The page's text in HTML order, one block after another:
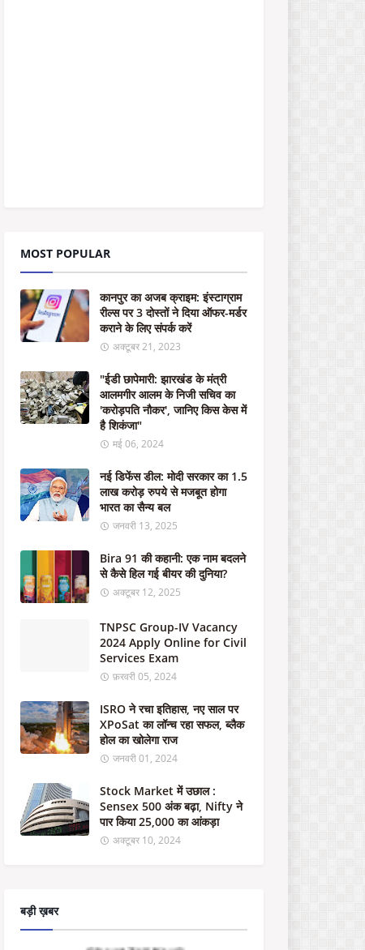
प
र
दो
स्तों
ने
दि
ऑ
फ
र
-
र
क
रा
ने
लि
ए
सं
प
र्क
2023
"
ई
छा
पे
मा
री
MOST POPULAR
कानपुर का अजब क्राइम: इंस्टाग्राम
रील्स पर 3 दोस्तों ने दिया ऑफर-मर्डर
कराने के लिए संपर्क करें
अक्टूबर 21, 2023
"ईडी छापेमारी: झारखंड के मंत्री
आलमगीर आलम के निजी सचिव का
'करोड़पति नौकर', जानिए किस केस में
है शिकंजा"
मई 06, 2024
नई डिफेंस डील: मोदी सरकार का 1.5
लाख करोड़ रुपये से मजबूत होगा
भारत का सैन्य बल
जनवरी 13, 2025
Bira 91 की कहानी: एक नाम बदलने
से कैसे हिल गई बीयर की दुनिया?
अक्टूबर 12, 2025
TNPSC Group-IV Vacancy
2024 Apply Online for Civil
Services Exam
फ़रवरी 05, 2024
ISRO ने रचा इतिहास, नए साल पर
XPoSat का लॉन्च रहा सफल, ब्लैक
होल का खोलेगा राज
जनवरी 01, 2024
Stock Market में उछाल :
Sensex 500 अंक बढ़ा, Nifty ने
पार किया 25,000 का आंकड़ा
अक्टूबर 10, 2024
बड़ी ख़बर